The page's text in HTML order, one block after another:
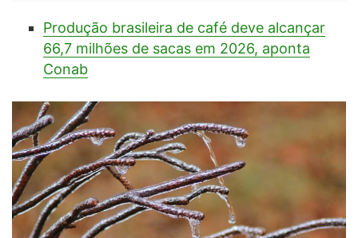
Produção brasileira de café deve alcançar
66,7 milhões de sacas em 2026, aponta
Conab